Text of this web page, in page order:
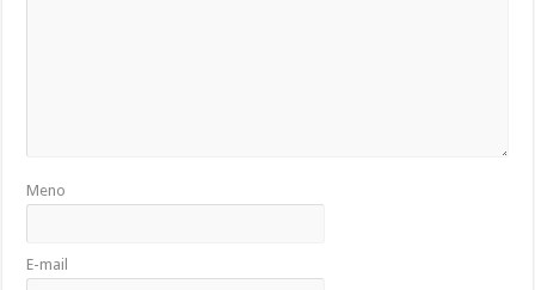
Meno
E-mail